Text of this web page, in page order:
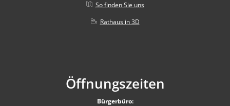
So finden Sie uns
Rathaus in 3D
Öffnungszeiten
Bürgerbüro: